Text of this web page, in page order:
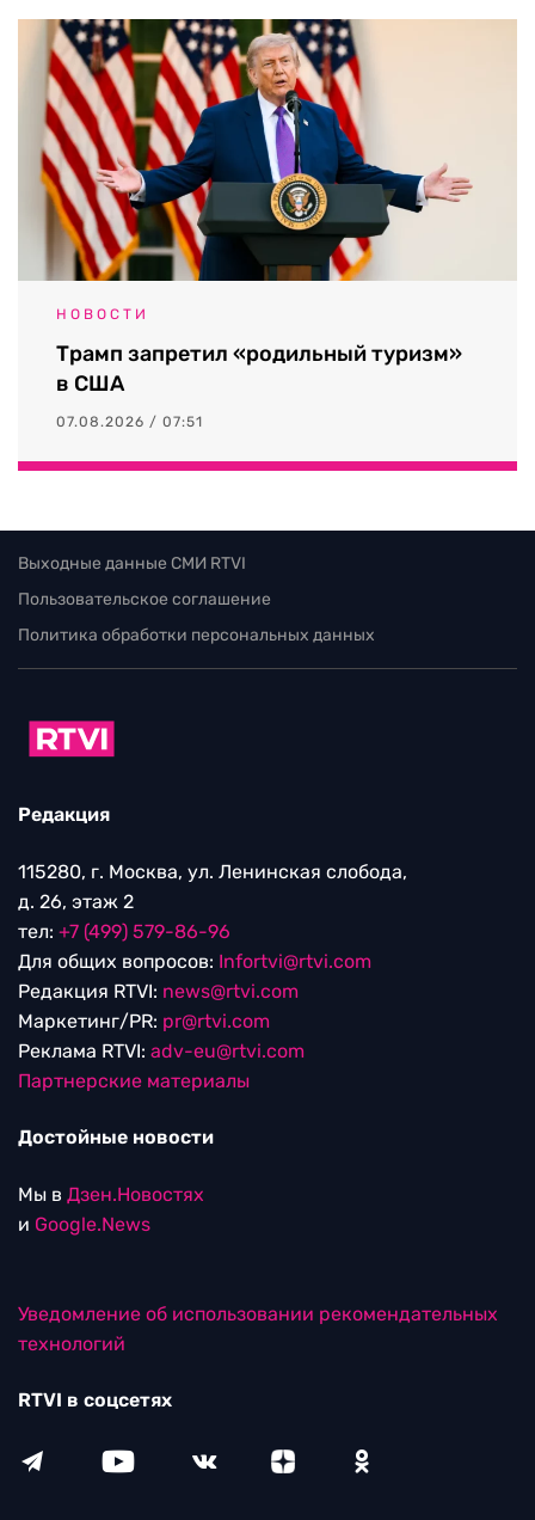
НОВОСТИ
Трамп запретил «родильный туризм»
в США
07.08.2026 / 07:51
Выходные данные СМИ RTVI
Пользовательское соглашение
Политика обработки персональных данных
Редакция
115280, г. Москва, ул. Ленинская слобода,
д. 26, этаж 2
тел: +7 (499) 579-86-96
Для общих вопросов: Infortvi@rtvi.com
Редакция RTVI: news@rtvi.com
Маркетинг/PR: pr@rtvi.com
Реклама RTVI: adv-eu@rtvi.com
Партнерские материалы
Достойные новости
Мы в Дзен.Новостях
и Google.News
Уведомление об использовании рекомендательных
технологий
RTVI в соцсетях